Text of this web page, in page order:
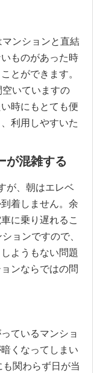
ンションと直結
ものがあった時
とができます。
いていますの
時にもとても便
利用しやすいた
混雑する
が、朝はエレベ
着しません。余
に乗り遅れるこ
ョンですので、
ようもない問題
ンならではの問
ているマンショ
くなってしまい
関わらず日が当